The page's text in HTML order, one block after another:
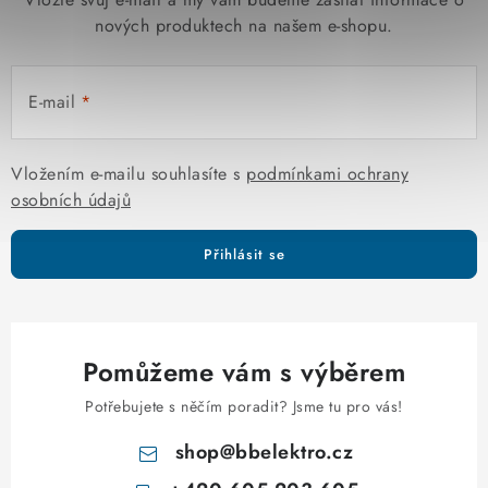
nových produktech na našem e-shopu.
E-mail
Vložením e-mailu souhlasíte s podmínkami ochrany
osobních údajů
Přihlásit se
Pomůžeme vám s výběrem
Potřebujete s něčím poradit? Jsme tu pro vás!
shop@bbelektro.cz